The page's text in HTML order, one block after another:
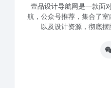
壹品设计导航网是一款面
航，公众号推荐，集合了
以及设计资源，彻底摆